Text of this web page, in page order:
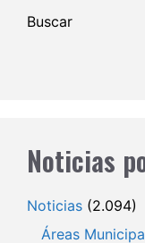
Buscar
Noticias
Noticias (2.094)
Áreas